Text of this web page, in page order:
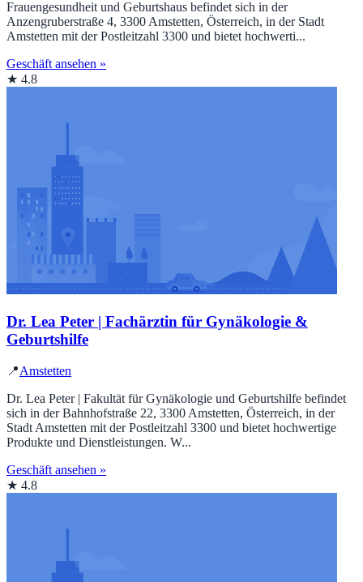
Frauengesundheit und Geburtshaus befindet sich in der
Anzengruberstraße 4, 3300 Amstetten, Österreich, in der Stadt
Amstetten mit der Postleitzahl 3300 und bietet hochwerti...
Geschäft ansehen »
★ 4.8
Dr. Lea Peter | Fachärztin für Gynäkologie &
Geburtshilfe
📍Amstetten
Dr. Lea Peter | Fakultät für Gynäkologie und Geburtshilfe befindet
sich in der Bahnhofstraße 22, 3300 Amstetten, Österreich, in der
Stadt Amstetten mit der Postleitzahl 3300 und bietet hochwertige
Produkte und Dienstleistungen. W...
Geschäft ansehen »
★ 4.8